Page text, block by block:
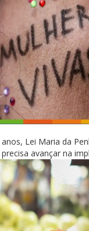
Lei Maria da
avançar na